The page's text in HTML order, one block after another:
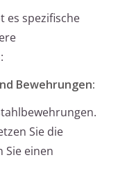
es spezifische
Bewehrungen:
Sie die
Sie einen